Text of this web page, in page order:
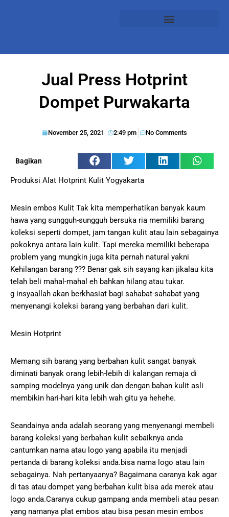
Jual Press Hotprint
Dompet Purwakarta
November 25, 2021 2:49 pm No Comments
Bagikan
Produksi Alat Hotprint Kulit Yogyakarta
Mesin embos Kulit Tak kita memperhatikan banyak kaum
hawa yang sungguh-sungguh bersuka ria memiliki barang
koleksi seperti dompet, jam tangan kulit atau lain sebagainya
pokoknya antara lain kulit. Tapi mereka memiliki beberapa
problem yang mungkin juga kita pernah natural yakni
Kehilangan barang ??? Benar gak sih sayang kan jikalau kita
telah beli mahal-mahal eh bahkan hilang atau tukar.
g insyaallah akan berkhasiat bagi sahabat-sahabat yang
menyenangi koleksi barang yang berbahan dari kulit.
Mesin Hotprint
Memang sih barang yang berbahan kulit sangat banyak
diminati banyak orang lebih-lebih di kalangan remaja di
samping modelnya yang unik dan dengan bahan kulit asli
membikin hari-hari kita lebih wah gitu ya hehehe.
Seandainya anda adalah seorang yang menyenangi membeli
barang koleksi yang berbahan kulit sebaiknya anda
cantumkan nama atau logo yang apabila itu menjadi
pertanda di barang koleksi anda.bisa nama logo atau lain
sebagainya. Nah pertanyaanya? Bagaimana caranya kak agar
di tas atau dompet yang berbahan kulit bisa ada merek atau
logo anda.Caranya cukup gampang anda membeli atau pesan
yang namanya plat embos atau bisa pesan mesin embos